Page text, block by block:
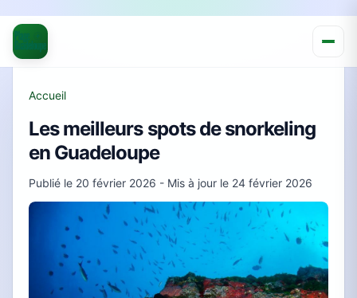
Accueil
Les meilleurs spots de snorkeling
en Guadeloupe
Publié le 20 février 2026 - Mis à jour le 24 février 2026